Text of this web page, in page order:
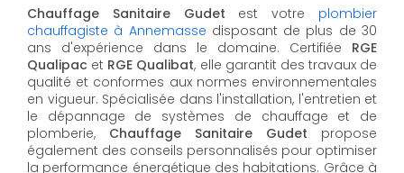
Chauffage Sanitaire Gudet est votre plombier
chauffagiste à Annemasse disposant de plus de 30
ans d'expérience dans le domaine. Certifiée RGE
Qualipac et RGE Qualibat, elle garantit des travaux de
qualité et conformes aux normes environnementales
en vigueur. Spécialisée dans l'installation, l'entretien et
le dépannage de systèmes de chauffage et de
plomberie, Chauffage Sanitaire Gudet propose
également des conseils personnalisés pour optimiser
la performance énergétique des habitations. Grâce à